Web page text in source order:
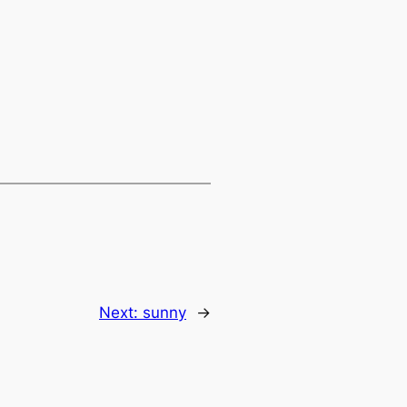
Next: sunny →